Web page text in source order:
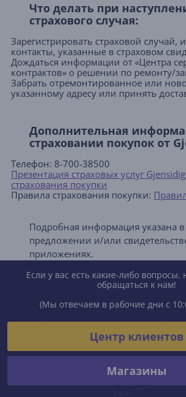
Что делать при
страхового случая:
Зарегистрировать страховой случай,
контакты, указанные в страховом
Дождаться информации от «Центра
контрактов» о решении по ремонту/
Забрать отремонтированное или
указанному адресу или принять
Дополнительная
страховании покупок от
Телефон: 8-700-38500
Презентация страховых услуг
страхования покупки
Правила страхования покупки:
Подробная информация указана в
предложении и/или
приложениях.
Если у вас есть какие-либо вопросы,
обращаться к нам!
(Мы отвечаем в рабочие дни с
Центр клиентов
Магазины